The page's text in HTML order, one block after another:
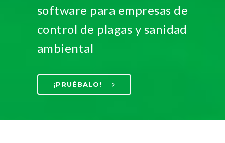
software para empresas de
control de plagas y sanidad
ambiental
¡PRUÉBALO!